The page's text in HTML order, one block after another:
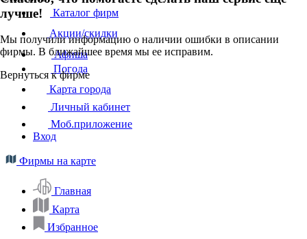
лучше!
Мы получили информацию о наличии ошибки в описании
фирмы. В ближайшее время мы ее исправим.
Вернуться к фирме
Каталог фирм
Акции/скидки
Афиша
Погода
Карта города
Личный кабинет
Моб.приложение
Вход
Фирмы на карте
Главная
Карта
Избранное